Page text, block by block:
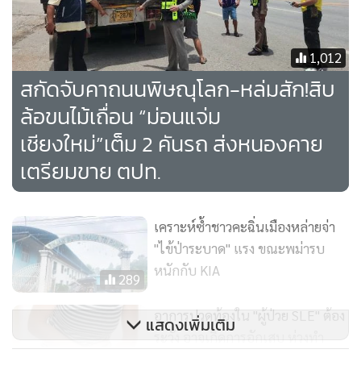
แขนขาให้มิดชิด ใช้ยาทากันยุงหรือจุดยากันยุง เมื่อต้องนอนค้าง
คืนในป่า ควรนอนในมุ้ง โดยมุ้งต้องอยู่ในสภาพดีไม่มีรูขาด รวม
ทั้งนำมุ้งไปชุบสารเคมีที่มีฤทธิ์ไล่และฆ่ายุง หากมีข้อสงสัย
สอบถามข้อมูลเพิ่มเติมได้ที่ สายด่วนกรมควบคุมโรค โทร. 1422”
นางสาวรัชดา กล่าว
1,012
สกัดจับคาถนนพิษณุโลก-หล่มสัก!สิบ
ล้อขนไม้เถื่อน “ม่อนแจ่ม
เชียงใหม่”เต็ม 2 คันรถ ส่งหนองคาย
เตรียมขาย ตปท.
289
เคราะห์ซ้ำชาวคะฉิ่นเมืองหล่ายจ่า
"ไข้ป่าระบาด" แรง ขณะพม่ารบ
หนักกับ KIA
อาการปวดท้องใน "ผู้ป่วย SLE" ต้อง
ระวัง อาจเกิดการอักเสบ ห่วงทำ
แสดงเพิ่มเติม